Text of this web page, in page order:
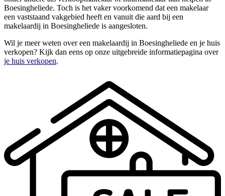
Boesingheliede. Toch is het vaker voorkomend dat een makelaar
een vaststaand vakgebied heeft en vanuit die aard bij een
makelaardij in Boesingheliede is aangesloten.
Wil je meer weten over een makelaardij in Boesingheliede en je huis
verkopen? Kijk dan eens op onze uitgebreide informatiepagina over
je huis verkopen.